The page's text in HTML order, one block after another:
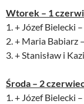
Wtorek – 1
1. + Józef Bielecki
2. + Maria Babiarz
3. + Stanisław i
Środa – 2
1. + Józef Bielecki